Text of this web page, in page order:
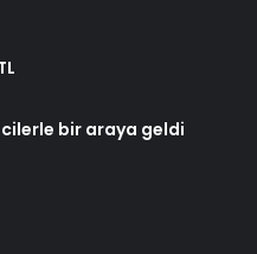
bir araya geldi